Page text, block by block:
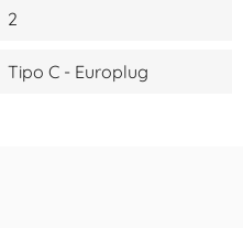
2
Tipo C - Europlug